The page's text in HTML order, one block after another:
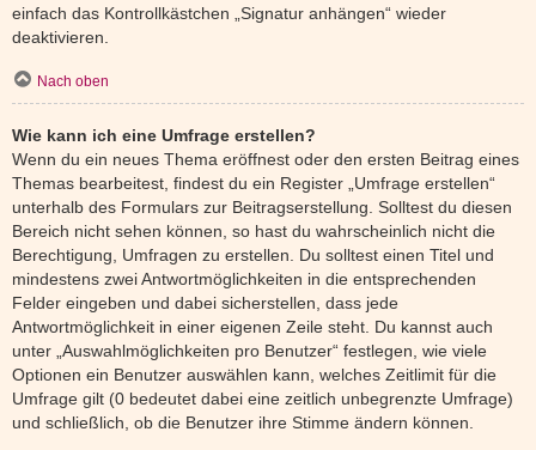
einfach das Kontrollkästchen „Signatur anhängen“ wieder
deaktivieren.
Nach oben
Wie kann ich eine Umfrage erstellen?
Wenn du ein neues Thema eröffnest oder den ersten Beitrag eines
Themas bearbeitest, findest du ein Register „Umfrage erstellen“
unterhalb des Formulars zur Beitragserstellung. Solltest du diesen
Bereich nicht sehen können, so hast du wahrscheinlich nicht die
Berechtigung, Umfragen zu erstellen. Du solltest einen Titel und
mindestens zwei Antwortmöglichkeiten in die entsprechenden
Felder eingeben und dabei sicherstellen, dass jede
Antwortmöglichkeit in einer eigenen Zeile steht. Du kannst auch
unter „Auswahlmöglichkeiten pro Benutzer“ festlegen, wie viele
Optionen ein Benutzer auswählen kann, welches Zeitlimit für die
Umfrage gilt (0 bedeutet dabei eine zeitlich unbegrenzte Umfrage)
und schließlich, ob die Benutzer ihre Stimme ändern können.